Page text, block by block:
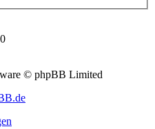
© phpBB Limited